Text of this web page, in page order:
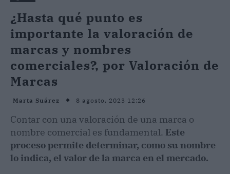
¿Hasta qué punto es
importante la valoración de
marcas y nombres
comerciales?, por Valoración de
Marcas
Marta Suárez 8 agosto, 2023 12:26
Contar con una valoración de una marca o
nombre comercial es fundamental. Este
proceso permite determinar, como su nombre
lo indica, el valor de la marca en el mercado.